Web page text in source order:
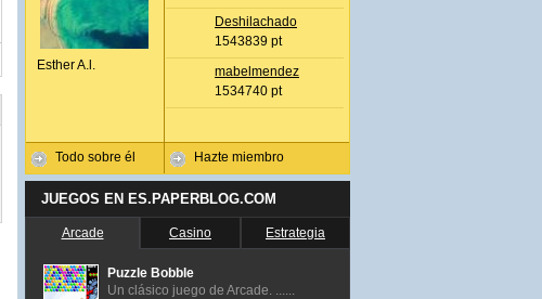
Esther A.l.
Todo sobre él
Deshilachado
1543839 pt
mabelmendez
1534740 pt
Hazte miembro
JUEGOS EN ES.PAPERBLOG.COM
Arcade Casino Estrategia
Puzzle Bobble
Un clásico juego de Arcade. ......